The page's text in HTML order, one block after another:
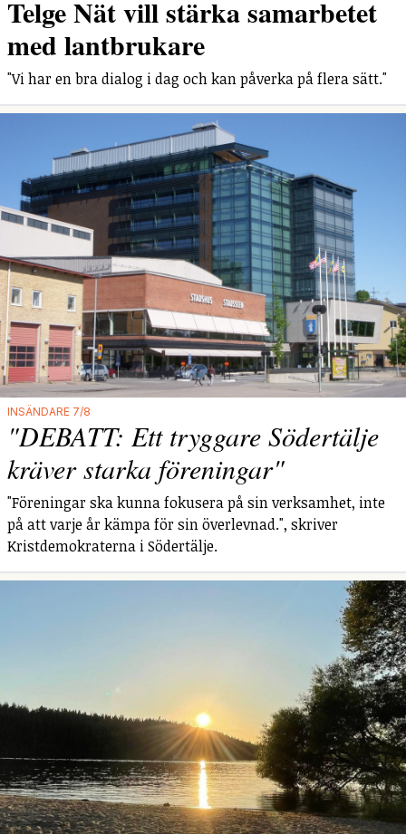
Telge Nät vill stärka samarbetet
med lantbrukare
"Vi har en bra dialog i dag och kan påverka på flera sätt."
INSÄNDARE 7/8
"DEBATT: Ett tryggare Södertälje
kräver starka föreningar"
"Föreningar ska kunna fokusera på sin verksamhet, inte
på att varje år kämpa för sin överlevnad.", skriver
Kristdemokraterna i Södertälje.